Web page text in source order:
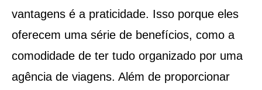
vantagens é a praticidade. Isso porque eles
oferecem uma série de benefícios, como a
comodidade de ter tudo organizado por uma
agência de viagens. Além de proporcionar